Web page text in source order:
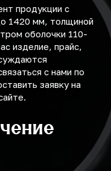
продукции с
1420 мм, толщиной
оболочки 110-
изделие, прайс,
с нами по
заявку на